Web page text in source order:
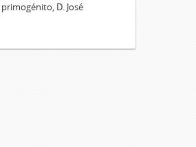
D. José